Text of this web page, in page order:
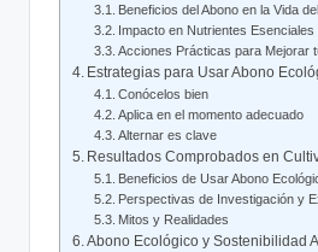
Beneficios del Abono en la Vida
Impacto en Nutrientes Esenciales
Acciones Prácticas para Mejorar
Estrategias para Usar Abono
Conócelos bien
Aplica en el momento adecuado
Alternar es clave
Resultados Comprobados en
Beneficios de Usar Abono
Perspectivas de Investigación y
Mitos y Realidades
Abono Ecológico y Sostenibilidad